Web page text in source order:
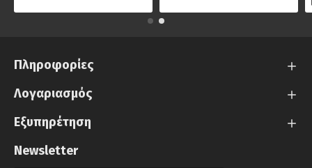
Πληροφορίες
Λογαριασμός
Εξυπηρέτηση
Newsletter